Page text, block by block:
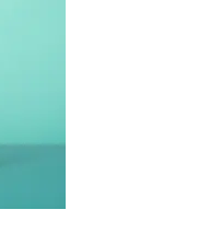
soins capillaires inspirée des
de haute qualité,
sans parabène et enrichi
adaptées à chaque type de